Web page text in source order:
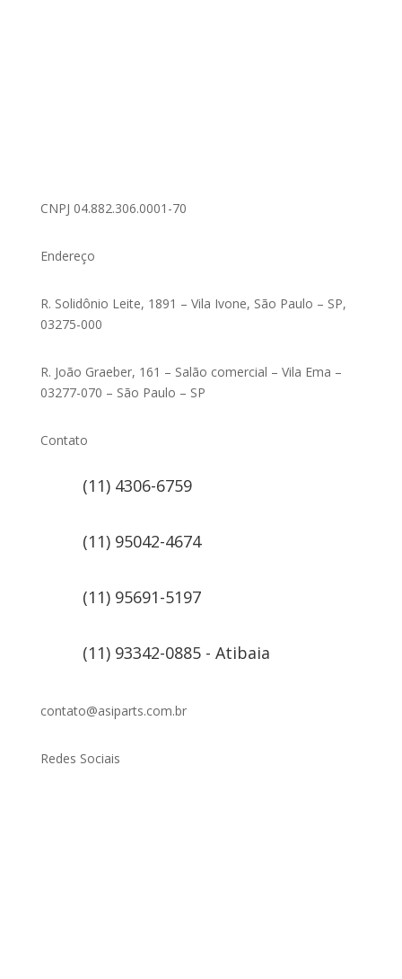
CNPJ 04.882.306.0001-70
Endereço
R. Solidônio Leite, 1891 – Vila Ivone, São Paulo – SP,
03275-000
R. João Graeber, 161 – Salão comercial – Vila Ema –
03277-070 – São Paulo – SP
Contato
(11) 4306-6759
(11) 95042-4674
(11) 95691-5197
(11) 93342-0885 - Atibaia
contato@asiparts.com.br
Redes Sociais